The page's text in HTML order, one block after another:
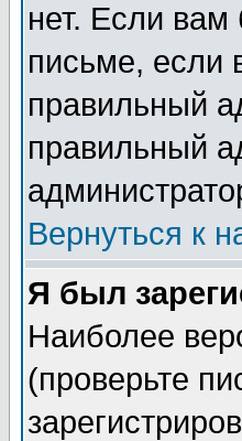
нет. Если вам
письме, если
правильный
правильный
Вернуться к
Я был
Наиболее
(проверьте